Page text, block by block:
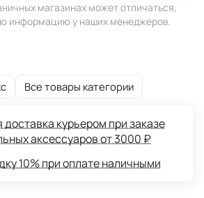
магазинах может отличаться,
информацию у наших менеджеров.
Все товары категории
курьером при заказе
аксессуаров от 3000 ₽
10% при оплате наличными